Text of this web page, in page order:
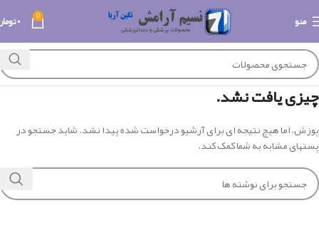
منو 0 ۰
چیزی یافت نشد.
پوزش، اما هیچ نتیجه ای برای آرشیو درخواست شده پیدا نشد. شاید جستجو در
پستهای مشابه به شما کمک کند.